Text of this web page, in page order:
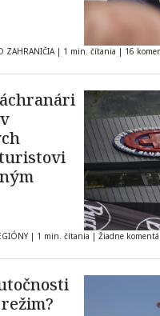
ZAHRANIČIA | 1 min. čítania | 16
| 1 min. čítania | Žiadne